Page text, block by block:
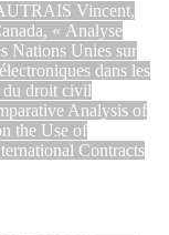
Vincent,
« Analyse
Nations Unies sur
dans les
du droit civil
Analysis of
the Use of
Contracts